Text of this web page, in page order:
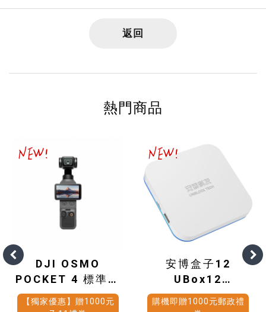
返回
熱門商品
DJI OSMO
POCKET 4 標準套
裝
【獨家優惠】贈1000元
安博盒子12
UBox12
(4G+64G)
購機即贈1000元郵政禮